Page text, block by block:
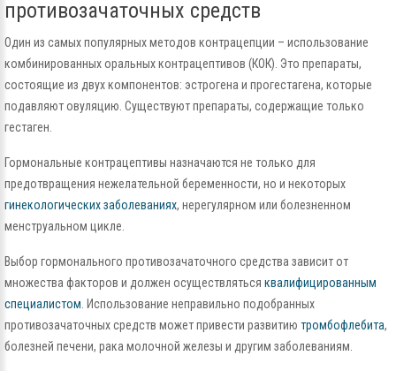
противозачаточных средств
Один из самых популярных методов контрацепции – использование
комбинированных оральных контрацептивов (КОК). Это препараты,
состоящие из двух компонентов: эстрогена и прогестагена, которые
подавляют овуляцию. Существуют препараты, содержащие только
гестаген.
Гормональные контрацептивы назначаются не только для
предотвращения нежелательной беременности, но и некоторых
гинекологических заболеваниях, нерегулярном или болезненном
менструальном цикле.
Выбор гормонального противозачаточного средства зависит от
множества факторов и должен осуществляться квалифицированным
специалистом . Использование неправильно подобранных
противозачаточных средств может привести развитию тромбофлебита,
болезней печени, рака молочной железы и другим заболеваниям.